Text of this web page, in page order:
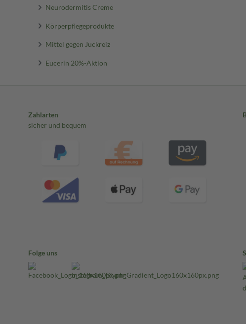
Neurodermitis Creme
Körperpflegeprodukte
Mittel gegen Juckreiz
Eucerin 20%-Aktion
Zahlarten
sicher und bequem
Folge uns